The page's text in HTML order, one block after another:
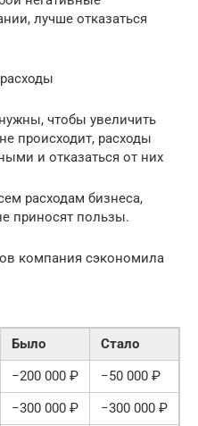
лучше отказаться
чтобы увеличить
происходит, расходы
и отказаться от них
расходам бизнеса,
приносят пользы.
компания сэкономила
Было
Стало
−200 000 ₽
−50 000 ₽
−300 000 ₽
−300 000 ₽